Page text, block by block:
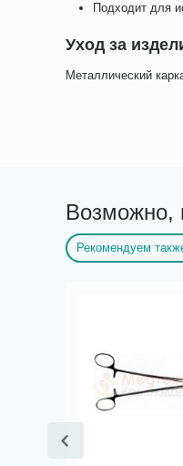
Подходит для
Уход за
Металлический
Возможно,
Рекомендуем